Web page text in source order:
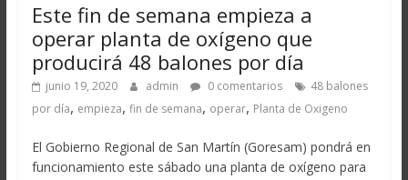
Este fin de semana empieza a
operar planta de oxígeno que
producirá 48 balones por día
junio 19, 2020 admin 0 comentarios
48 balones
por día, empieza, fin de semana, operar, Planta de Oxigeno
El Gobierno Regional de San Martín (Goresam) pondrá en
funcionamiento este sábado una planta de oxígeno para